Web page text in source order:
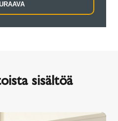
sisältöä